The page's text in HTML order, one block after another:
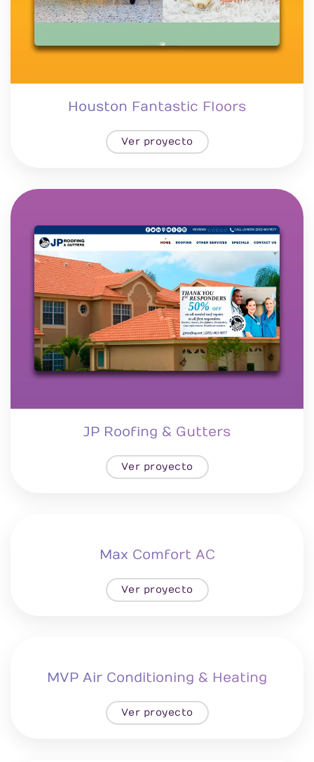
Houston Fantastic Floors
Ver proyecto
JP Roofing & Gutters
Ver proyecto
Max Comfort AC
Ver proyecto
MVP Air Conditioning & Heating
Ver proyecto